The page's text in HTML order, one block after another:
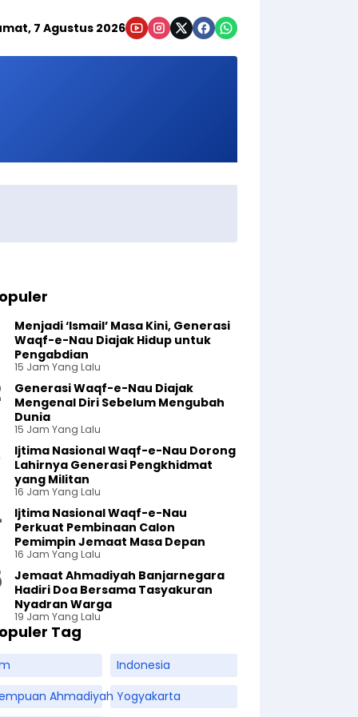
7 Agustus 2026
Menjadi ‘Ismail’ Masa Kini, Generasi
Waqf-e-Nau Diajak Hidup untuk
Pengabdian
15 Jam Yang Lalu
Generasi Waqf-e-Nau Diajak
Mengenal Diri Sebelum Mengubah
Dunia
15 Jam Yang Lalu
Ijtima Nasional Waqf-e-Nau Dorong
Lahirnya Generasi Pengkhidmat
yang Militan
16 Jam Yang Lalu
Ijtima Nasional Waqf-e-Nau
Perkuat Pembinaan Calon
Pemimpin Jemaat Masa Depan
16 Jam Yang Lalu
Jemaat Ahmadiyah Banjarnegara
Hadiri Doa Bersama Tasyakuran
Nyadran Warga
19 Jam Yang Lalu
Tag
Indonesia
Ahmadiyah Yogyakarta